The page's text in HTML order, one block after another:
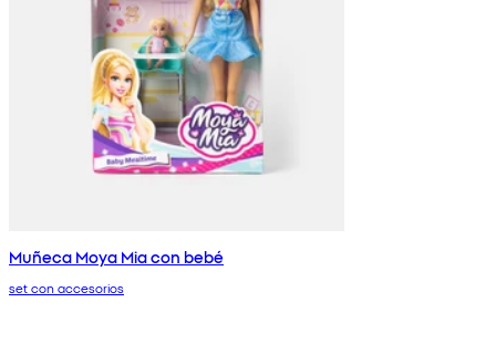
Muñeca Moya Mia con bebé
set con accesorios